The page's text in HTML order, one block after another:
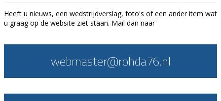
Heeft u nieuws, een wedstrijdverslag, foto's of een ander item wat
u graag op de website ziet staan. Mail dan naar
webmaster@rohda76.nl